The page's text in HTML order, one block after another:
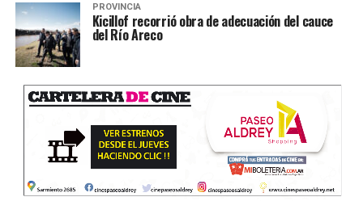
PROVINCIA
Kicillof recorrió obra de adecuación del cauce
del Río Areco